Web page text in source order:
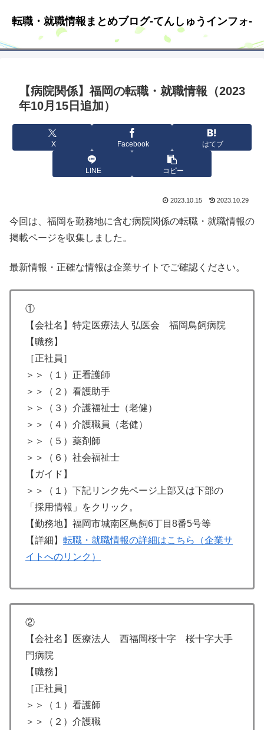
転職・就職情報まとめブログ-てんしゅうインフォ-
【病院関係】福岡の転職・就職情報（2023
年10月15日追加）
X Facebook はてブ
LINE コピー
2023.10.15 2023.10.29
今回は、福岡を勤務地に含む病院関係の転職・就職情報の
掲載ページを収集しました。
最新情報・正確な情報は企業サイトでご確認ください。
①
【会社名】特定医療法人 弘医会 福岡鳥飼病院
【職務】
［正社員］
＞＞（１）正看護師
＞＞（２）看護助手
＞＞（３）介護福祉士（老健）
＞＞（４）介護職員（老健）
＞＞（５）薬剤師
＞＞（６）社会福祉士
【ガイド】
＞＞（１）下記リンク先ページ上部又は下部の
「採用情報」をクリック。
【勤務地】福岡市城南区鳥飼6丁目8番5号等
【詳細】 転職・就職情報の詳細はこちら（企業サ
イトへのリンク）
②
【会社名】医療法人 西福岡桜十字 桜十字大手
門病院
【職務】
［正社員］
＞＞（１）看護師
＞＞（２）介護職